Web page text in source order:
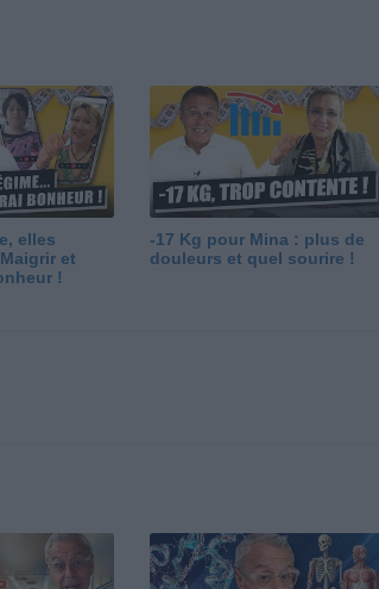
elles
et
!
-17 Kg pour Mina : plus de
douleurs et quel sourire !